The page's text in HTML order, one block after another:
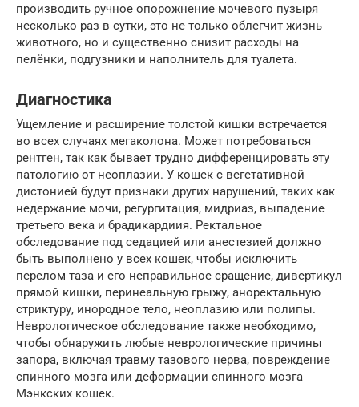
производить ручное опорожнение мочевого пузыря
несколько раз в сутки, это не только облегчит жизнь
животного, но и существенно снизит расходы на
пелёнки, подгузники и наполнитель для туалета.
Диагностика
Ущемление и расширение толстой кишки встречается
во всех случаях мегаколона. Может потребоваться
рентген, так как бывает трудно дифференцировать эту
патологию от неоплазии. У кошек с вегетативной
дистонией будут признаки других нарушений, таких как
недержание мочи, регургитация, мидриаз, выпадение
третьего века и брадикардиия. Ректальное
обследование под седацией или анестезией должно
быть выполнено у всех кошек, чтобы исключить
перелом таза и его неправильное сращение, дивертикул
прямой кишки, перинеальную грыжу, аноректальную
стриктуру, инородное тело, неоплазию или полипы.
Неврологическое обследование также необходимо,
чтобы обнаружить любые неврологические причины
запора, включая травму тазового нерва, повреждение
спинного мозга или деформации спинного мозга
Мэнкских кошек.